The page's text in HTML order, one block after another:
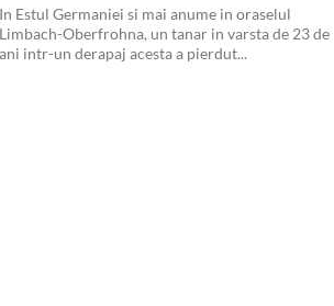
In Estul Germaniei si mai anume in oraselul
Limbach-Oberfrohna, un tanar in varsta de 23 de
ani intr-un derapaj acesta a pierdut...